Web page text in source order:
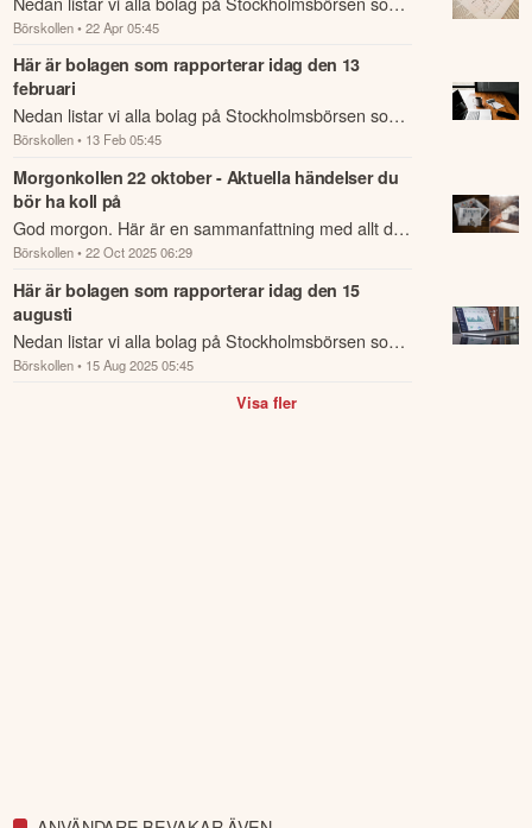
rapporterar idag den 22 april.
Börskollen • 22 Apr 05:45
Här är bolagen som rapporterar idag den 13
februari
Nedan listar vi alla bolag på Stockholmsbörsen som
rapporterar idag den 13 februari.
Börskollen • 13 Feb 05:45
Morgonkollen 22 oktober - Aktuella händelser du
bör ha koll på
God morgon. Här är en sammanfattning med allt du
behöver veta om nattens händelser och kommande
dagens viktigaste händelser på börsen.
Börskollen • 22 Oct 2025 06:29
Här är bolagen som rapporterar idag den 15
augusti
Nedan listar vi alla bolag på Stockholmsbörsen som
rapporterar idag den 15 augusti.
Börskollen • 15 Aug 2025 05:45
Visa fler